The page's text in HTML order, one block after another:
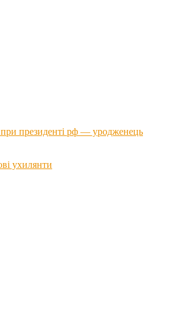
при президенті рф — уродженець
ухилянти